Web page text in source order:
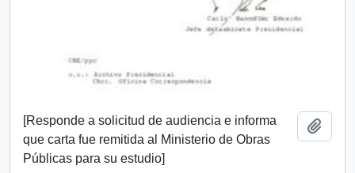
[Responde a solicitud de audiencia e informa
que carta fue remitida al Ministerio de Obras
Públicas para su estudio]